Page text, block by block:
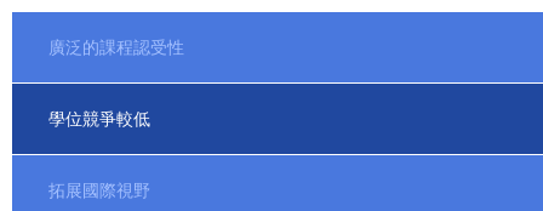
廣泛的課程認受性
學位競爭較低
拓展國際視野